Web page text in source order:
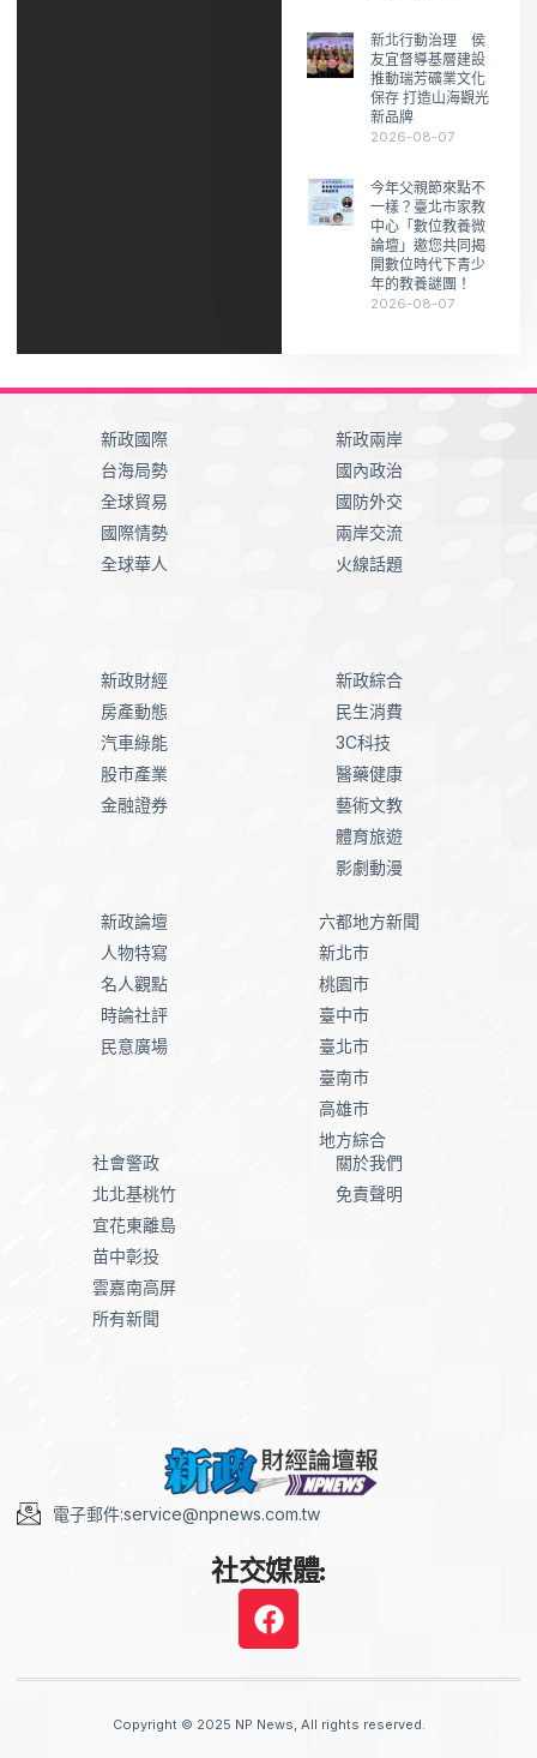
新北行動治理 侯
友宜督導基層建設
推動瑞芳礦業文化
保存 打造山海觀光
新品牌
2026-08-07
今年父親節來點不
一樣？臺北市家教
中心「數位教養微
論壇」邀您共同揭
開數位時代下青少
年的教養謎團！
2026-08-07
新政國際
台海局勢
全球貿易
國際情勢
全球華人
新政兩岸
國內政治
國防外交
兩岸交流
火線話題
新政財經
房產動態
汽車綠能
股市產業
金融證券
新政綜合
民生消費
3C科技
醫藥健康
藝術文教
體育旅遊
影劇動漫
新政論壇
人物特寫
名人觀點
時論社評
民意廣場
六都地方新聞
新北市
桃園市
臺中市
臺北市
臺南市
高雄市
地方綜合
社會警政
北北基桃竹
宜花東離島
苗中彰投
雲嘉南高屏
所有新聞
關於我們
免責聲明
電子郵件:service@npnews.com.tw
社交媒體:
Copyright © 2025 NP News, All rights reserved.